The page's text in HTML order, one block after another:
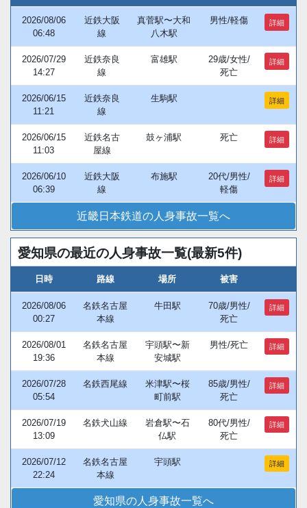
2026/08/06
06:48
近鉄大阪
線
真菅駅〜大和
八木駅
男性/軽傷 詳細
2026/07/29
14:27
近鉄奈良
線
富雄駅
29歳/女性/
死亡
詳細
2026/06/15
11:21
近鉄奈良
線
生駒駅 詳細
2026/06/15
11:03
近鉄名古
屋線
鼓ヶ浦駅 死亡 詳細
2026/06/10
06:39
近鉄大阪
線
布施駅
20代/男性/
軽傷
詳細
近畿日本鉄道の人身事故一覧へ
愛知県の最近の人身事故一覧(最新5件)
日時 路線 場所 被害
2026/08/06
00:27
名鉄名古屋
本線
牛田駅
70歳/男性/
死亡
詳細
2026/08/01
19:36
名鉄名古屋
本線
宇頭駅〜新
安城駅
男性/死亡 詳細
2026/07/28
05:54
名鉄西尾線
米津駅〜桜
町前駅
85歳/男性/
死亡
詳細
2026/07/19
13:09
名鉄犬山線
岩倉駅〜石
仏駅
80代/男性/
死亡
詳細
2026/07/12
22:24
名鉄名古屋
本線
宇頭駅 詳細
愛知県の人身事故一覧へ